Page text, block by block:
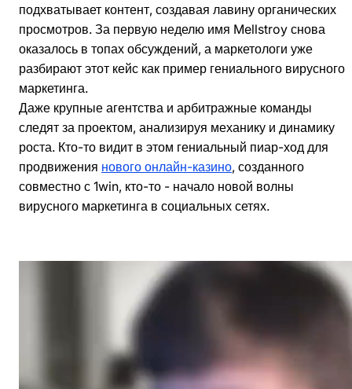
подхватывает контент, создавая лавину органических
просмотров. За первую неделю имя Mellstroy снова
оказалось в топах обсуждений, а маркетологи уже
разбирают этот кейс как пример гениального вирусного
маркетинга.
Даже крупные агентства и арбитражные команды
следят за проектом, анализируя механику и динамику
роста. Кто-то видит в этом гениальный пиар-ход для
продвижения нового онлайн-казино, созданного
совместно с 1win, кто-то - начало новой волны
вирусного маркетинга в социальных сетях.